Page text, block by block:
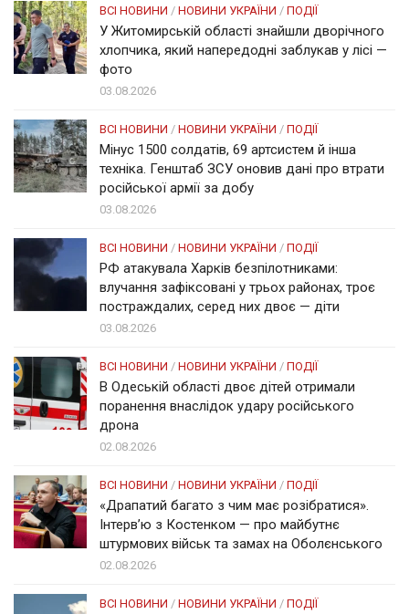
ВСІ НОВИНИ / НОВИНИ УКРАЇНИ / ПОДІЇ
У Житомирській області знайшли дворічного
хлопчика, який напередодні заблукав у лісі —
фото
03.08.2026
ВСІ НОВИНИ / НОВИНИ УКРАЇНИ / ПОДІЇ
Мінус 1500 солдатів, 69 артсистем й інша
техніка. Генштаб ЗСУ оновив дані про втрати
російської армії за добу
03.08.2026
ВСІ НОВИНИ / НОВИНИ УКРАЇНИ / ПОДІЇ
РФ атакувала Харків безпілотниками:
влучання зафіксовані у трьох районах, троє
постраждалих, серед них двоє — діти
03.08.2026
ВСІ НОВИНИ / НОВИНИ УКРАЇНИ / ПОДІЇ
В Одеській області двоє дітей отримали
поранення внаслідок удару російського
дрона
02.08.2026
ВСІ НОВИНИ / НОВИНИ УКРАЇНИ / ПОДІЇ
«Драпатий багато з чим має розібратися».
Інтерв’ю з Костенком — про майбутнє
штурмових військ та замах на Оболєнського
02.08.2026
ВСІ НОВИНИ / НОВИНИ УКРАЇНИ / ПОДІЇ